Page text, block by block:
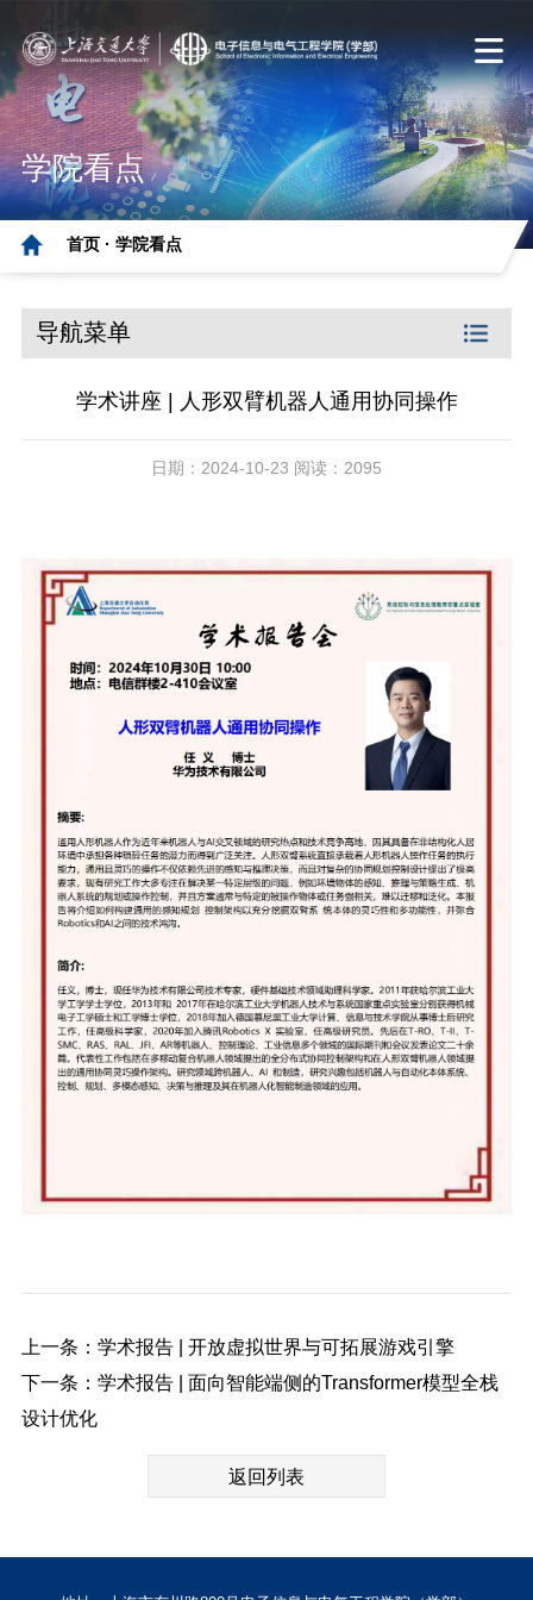
学院看点
首页 · 学院看点
导航菜单
学术讲座 | 人形双臂机器人通用协同操作
日期：2024-10-23 阅读：2095
上一条：学术报告 | 开放虚拟世界与可拓展游戏引擎
下一条：学术报告 | ⾯向智能端侧的Transformer模型全栈
设计优化
返回列表